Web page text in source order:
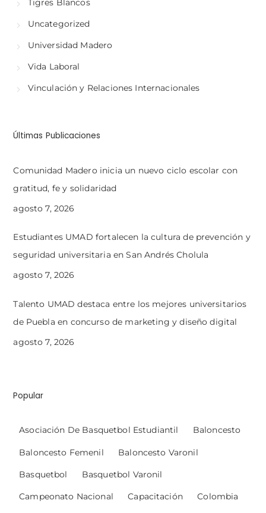
Tigres Blancos
Uncategorized
Universidad Madero
Vida Laboral
Vinculación y Relaciones Internacionales
Últimas Publicaciones
Comunidad Madero inicia un nuevo ciclo escolar con
gratitud, fe y solidaridad
agosto 7, 2026
Estudiantes UMAD fortalecen la cultura de prevención y
seguridad universitaria en San Andrés Cholula
agosto 7, 2026
Talento UMAD destaca entre los mejores universitarios
de Puebla en concurso de marketing y diseño digital
agosto 7, 2026
Popular
Asociación De Basquetbol Estudiantil Baloncesto
Baloncesto Femenil Baloncesto Varonil
Basquetbol Basquetbol Varonil
Campeonato Nacional Capacitación Colombia